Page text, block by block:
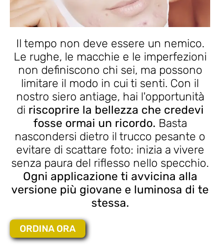
Il tempo non deve essere un nemico.
Le rughe, le macchie e le imperfezioni
non definiscono chi sei, ma possono
limitare il modo in cui ti senti. Con il
nostro siero antiage, hai l'opportunità
di riscoprire la bellezza che credevi
fosse ormai un ricordo. Basta
nascondersi dietro il trucco pesante o
evitare di scattare foto: inizia a vivere
senza paura del riflesso nello specchio.
Ogni applicazione ti avvicina alla
versione più giovane e luminosa di te
stessa.
ORDINA ORA